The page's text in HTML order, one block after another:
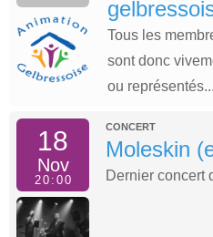
Tous les
sont donc
ou représentés...
18
Nov
20:00
CONCERT
Moleskin
Dernier concert